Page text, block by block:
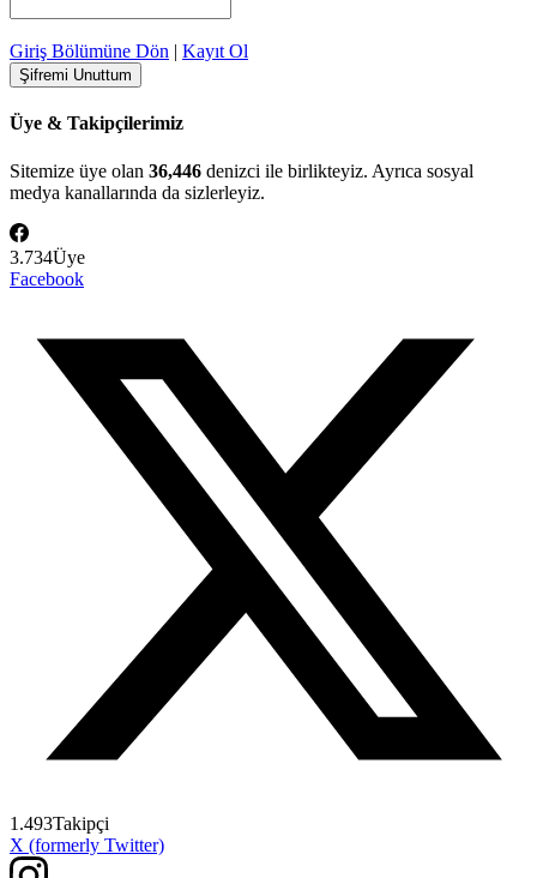
Giriş Bölümüne Dön | Kayıt Ol
Üye & Takipçilerimiz
Sitemize üye olan 36,446 denizci ile birlikteyiz. Ayrıca sosyal
medya kanallarında da sizlerleyiz.
3.734Üye
Facebook
1.493Takipçi
X (formerly Twitter)